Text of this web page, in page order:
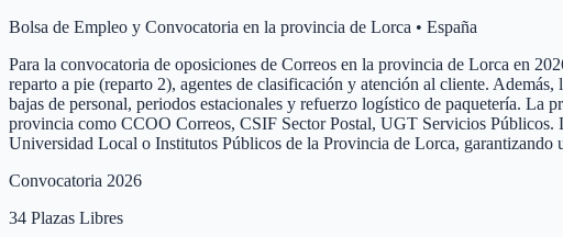
Bolsa de Empleo y Convocatoria en la provincia de Lorca • España
Para la convocatoria de oposiciones de Correos en la provincia de Lorca en
reparto a pie (reparto 2), agentes de clasificación y atención al cliente.
bajas de personal, periodos estacionales y refuerzo logístico de paquetería. La
provincia como CCOO Correos, CSIF Sector Postal, UGT Servicios Públicos.
Universidad Local o Institutos Públicos de la Provincia de Lorca, garantizando
Convocatoria 2026
34 Plazas Libres